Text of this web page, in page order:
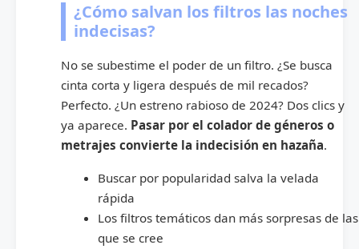
¿Cómo salvan los filtros las noches
indecisas?
No se subestime el poder de un filtro. ¿Se busca
cinta corta y ligera después de mil recados?
Perfecto. ¿Un estreno rabioso de 2024? Dos clics y
ya aparece. Pasar por el colador de géneros o
metrajes convierte la indecisión en hazaña.
Buscar por popularidad salva la velada
rápida
Los filtros temáticos dan más sorpresas de las
que se cree